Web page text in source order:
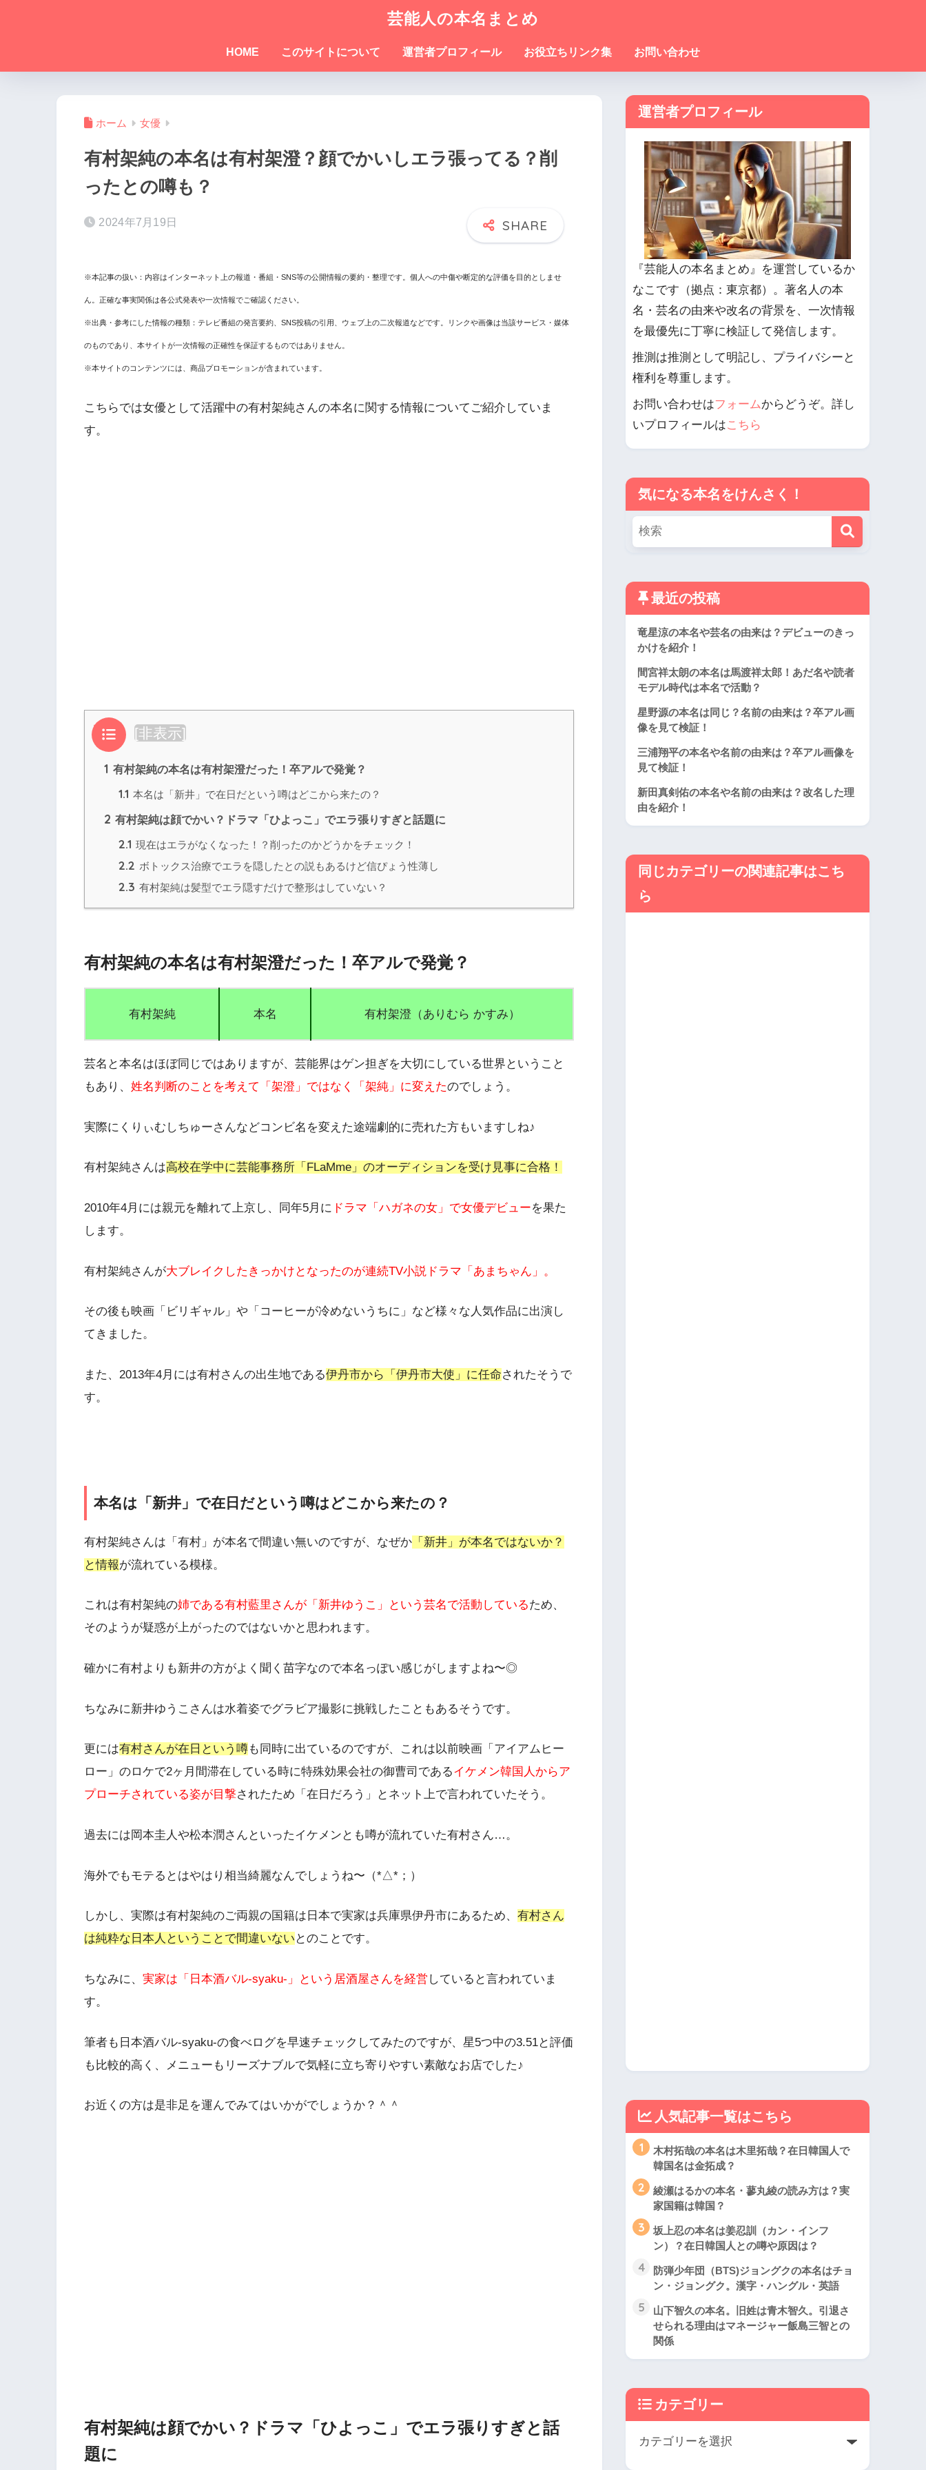
芸能人の本名まとめ
HOME このサイトについて 運営者プロフィール お役立ちリンク集 お問い合わせ
ホーム 女優
有村架純の本名は有村架澄？顔でかいしエラ張ってる？削
ったとの噂も？
2024年7月19日
※本記事の扱い：内容はインターネット上の報道・番組・SNS等の公開情報の要約・整理です。個人への中傷や断定的な評価を目的としませ
ん。正確な事実関係は各公式発表や一次情報でご確認ください。
※出典・参考にした情報の種類：テレビ番組の発言要約、SNS投稿の引用、ウェブ上の二次報道などです。リンクや画像は当該サービス・媒体
のものであり、本サイトが一次情報の正確性を保証するものではありません。
※本サイトのコンテンツには、商品プロモーションが含まれています。
こちらでは女優として活躍中の有村架純さんの本名に関する情報についてご紹介していま
す。
目次 [非表示]
1 有村架純の本名は有村架澄だった！卒アルで発覚？
1.1 本名は「新井」で在日だという噂はどこから来たの？
2 有村架純は顔でかい？ドラマ「ひよっこ」でエラ張りすぎと話題に
2.1 現在はエラがなくなった！？削ったのかどうかをチェック！
2.2 ボトックス治療でエラを隠したとの説もあるけど信ぴょう性薄し
2.3 有村架純は髪型でエラ隠すだけで整形はしていない？
有村架純の本名は有村架澄だった！卒アルで発覚？
有村架純 本名 有村架澄（ありむら かすみ）
芸名と本名はほぼ同じではありますが、芸能界はゲン担ぎを大切にしている世界ということ
もあり、 姓名判断のことを考えて「架澄」ではなく「架純」に変えたのでしょう。
実際にくりぃむしちゅーさんなどコンビ名を変えた途端劇的に売れた方もいますしね♪
有村架純さんは高校在学中に芸能事務所「FLaMme」のオーディションを受け見事に合格！
2010年4月には親元を離れて上京し、同年5月に ドラマ「ハガネの女」で女優デビューを果た
します。
有村架純さんが大ブレイクしたきっかけとなったのが連続TV小説ドラマ「あまちゃん」。
その後も映画 「ビリギャル」や「コーヒーが冷めないうちに」 など様々な人気作品に出演し
てきました。
また、2013年4月には有村さんの出生地である伊丹市から「伊丹市大使」に任命されたそうで
す。
本名は「新井」で在日だという噂はどこから来たの？
有村架純さんは「有村」が本名で間違い無いのですが、なぜか 「新井」が本名ではないか？
と情報が流れている模様。
これは有村架純の姉である有村藍里さんが「新井ゆうこ」という芸名で活動しているため、
そのようが疑惑が上がったのではないかと思われます。
確かに有村よりも新井の方がよく聞く苗字なので本名っぽい感じがしますよね〜◎
ちなみに新井ゆうこさんは水着姿でグラビア撮影に挑戦したこともあるそうです。
更には有村さんが在日という噂も同時に出ているのですが、これは以前映画「アイアムヒー
ロー」のロケで2ヶ月間滞在している時に特殊効果会社の御曹司であるイケメン韓国人からア
プローチされている姿が目撃されたため「在日だろう」とネット上で言われていたそう。
過去には岡本圭人や松本潤さんといったイケメンとも噂が流れていた有村さん…。
海外でもモテるとはやはり相当綺麗なんでしょうね〜（*△*；）
しかし、実際は有村架純のご両親の国籍は日本で実家は兵庫県伊丹市にあるため、 有村さん
は純粋な日本人ということで間違いない とのことです。
ちなみに、 実家は「日本酒バル-syaku-」という居酒屋さんを経営 していると言われていま
す。
筆者も日本酒バル-syaku-の食べログを早速チェックしてみたのですが、星5つ中の3.51と評価
も比較的高く、メニューもリーズナブルで気軽に立ち寄りやすい素敵なお店でした♪
お近くの方は是非足を運んでみてはいかがでしょうか？＾＾
有村架純は顔でかい？ドラマ「ひよっこ」でエラ張りすぎと話
題に
運営者プロフィール
『芸能人の本名まとめ』を運営しているか
なこです（拠点：東京都）。著名人の本
名・芸名の由来や改名の背景を、一次情報
を最優先に丁寧に検証して発信します。
推測は推測として明記し、プライバシーと
権利を尊重します。
お問い合わせはフォームからどうぞ。詳し
いプロフィールはこちら
気になる本名をけんさく！
最近の投稿
竜星涼の本名や芸名の由来は？デビューのきっ
かけを紹介！
間宮祥太朗の本名は馬渡祥太郎！あだ名や読者
モデル時代は本名で活動？
星野源の本名は同じ？名前の由来は？卒アル画
像を見て検証！
三浦翔平の本名や名前の由来は？卒アル画像を
見て検証！
新田真剣佑の本名や名前の由来は？改名した理
由を紹介！
同じカテゴリーの関連記事はこち
ら
人気記事一覧はこちら
1
木村拓哉の本名は木里拓哉？在日韓国人で
韓国名は金拓成？
2
綾瀬はるかの本名・蓼丸綾の読み方は？実
家国籍は韓国？
3
坂上忍の本名は姜忍訓（カン・インフ
ン）？在日韓国人との噂や原因は？
4
防弾少年団（BTS)ジョングクの本名はチョ
ン・ジョングク。漢字・ハングル・英語
5
山下智久の本名。旧姓は青木智久。引退さ
せられる理由はマネージャー飯島三智との
関係
カテゴリー